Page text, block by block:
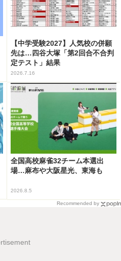
【中学受験2027】人気校の併願
先は…四谷大塚「第2回合不合判
定テスト」結果
2026.7.16
全国高校麻雀32チーム本選出
場…麻布や大阪星光、東海も
2026.8.5
Recommended by